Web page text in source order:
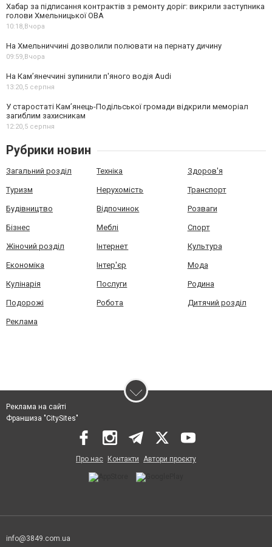
Хабар за підписання контрактів з ремонту доріг: викрили заступника
голови Хмельницької ОВА
10:18,Вчора
На Хмельниччині дозволили полювати на пернату дичину
09:59,Вчора
На Камʼянеччині зупинили п'яного водія Audi
13:20,5 серпня
У старостаті Кам’янець-Подільської громади відкрили меморіал
загиблим захисникам
12:20,5 серпня
Рубрики новин
Загальний розділ Техніка Здоров'я
Туризм Нерухомість Транспорт
Будівництво Відпочинок Розваги
Бізнес Меблі Спорт
Жіночий розділ Інтернет Культура
Економіка Інтер'єр Мода
Кулінарія Послуги Родина
Подорожі Робота Дитячий розділ
Реклама
Реклама на сайті
Франшиза "CitySites"
Про нас Контакти Автори проєкту
info@3849.com.ua